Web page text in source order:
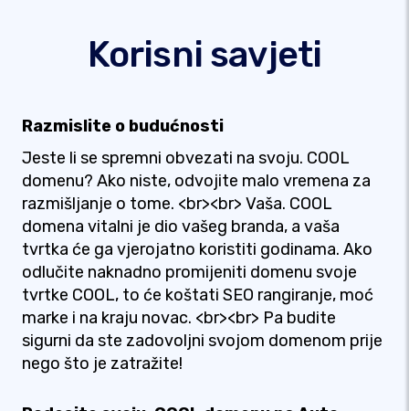
Korisni savjeti
Razmislite o budućnosti
Jeste li se spremni obvezati na svoju. COOL
domenu? Ako niste, odvojite malo vremena za
razmišljanje o tome. <br><br> Vaša. COOL
domena vitalni je dio vašeg branda, a vaša
tvrtka će ga vjerojatno koristiti godinama. Ako
odlučite naknadno promijeniti domenu svoje
tvrtke COOL, to će koštati SEO rangiranje, moć
marke i na kraju novac. <br><br> Pa budite
sigurni da ste zadovoljni svojom domenom prije
nego što je zatražite!